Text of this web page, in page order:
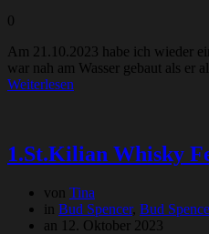
0
Am 21.10.2023 habe ich wieder
war nah am Wasser gebaut als
Weiterlesen
1.St.Kilian Whisky
von Tina
in Bud Spencer, Bud
an 12. Oktober 2023